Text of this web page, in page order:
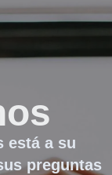
está a su
preguntas